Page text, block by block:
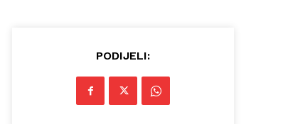
PODIJELI: